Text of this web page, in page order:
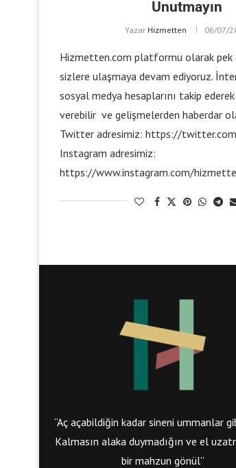
Unutmayın
Yazar Hizmetten 06/07/
Hizmetten.com platformu olarak
sizlere ulaşmaya devam ediyoruz.
sosyal medya hesaplarını takip
verebilir ve gelişmelerden haberdar
Twitter adresimiz: https://
Instagram adresimiz:
https://www.instagram.com/
“Aç açabildiğin kadar sineni ummanlar
Kalmasın alaka duymadığın ve el
bir mahzun gönül”